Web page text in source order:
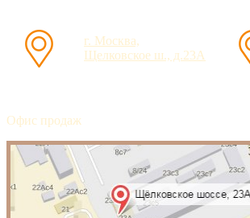
г. Москва,
Щелковское ш., д.23А
Офис продаж